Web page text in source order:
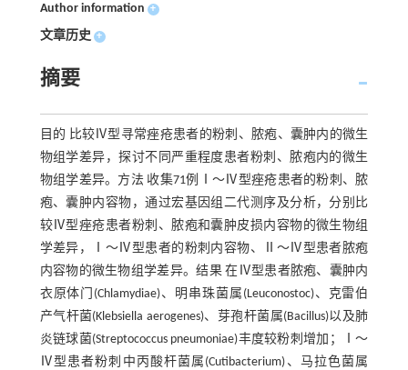
Author information +
文章历史 +
摘要
目的 比较Ⅳ型寻常痤疮患者的粉刺、脓疱、囊肿内的微生
物组学差异，探讨不同严重程度患者粉刺、脓疱内的微生
物组学差异。方法 收集71例Ⅰ～Ⅳ型痤疮患者的粉刺、脓
疱、囊肿内容物，通过宏基因组二代测序及分析，分别比
较Ⅳ型痤疮患者粉刺、脓疱和囊肿皮损内容物的微生物组
学差异，Ⅰ～Ⅳ型患者的粉刺内容物、Ⅱ～Ⅳ型患者脓疱
内容物的微生物组学差异。结果 在Ⅳ型患者脓疱、囊肿内
衣原体门(Chlamydiae)、明串珠菌属(Leuconostoc)、克雷伯
产气杆菌(Klebsiella aerogenes)、芽孢杆菌属(Bacillus)以及肺
炎链球菌(Streptococcus pneumoniae)丰度较粉刺增加；Ⅰ～
Ⅳ型患者粉刺中丙酸杆菌属(Cutibacterium)、马拉色菌属